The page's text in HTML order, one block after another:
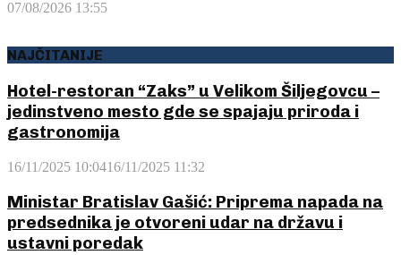
07/08/2026 13:55
NAJČITANIJE
Hotel-restoran “Zaks” u Velikom Šiljegovcu –
jedinstveno mesto gde se spajaju priroda i
gastronomija
16/11/2025 10:0416/11/2025 11:32
Ministar Bratislav Gašić: Priprema napada na
predsednika je otvoreni udar na državu i
ustavni poredak